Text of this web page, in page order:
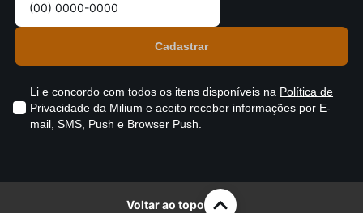
Li e concordo com todos os itens disponíveis na Política de
Privacidade da Milium e aceito receber informações por E-
mail, SMS, Push e Browser Push.
Voltar ao topo